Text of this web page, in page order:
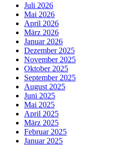
Juli 2026
Mai 2026
April 2026
März 2026
Januar 2026
Dezember 2025
November 2025
Oktober 2025
September 2025
August 2025
Juni 2025
Mai 2025
April 2025
März 2025
Februar 2025
Januar 2025